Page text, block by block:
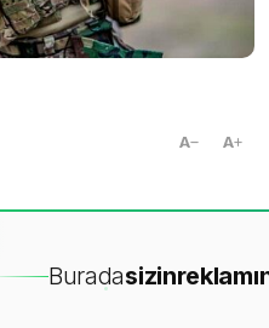
A A
Buradasizin